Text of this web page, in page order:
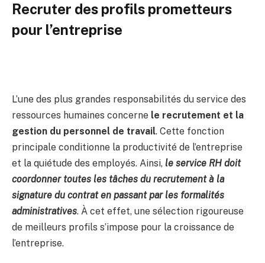
Recruter des profils prometteurs
pour l’entreprise
L’une des plus grandes responsabilités du service des
ressources humaines concerne le recrutement et la
gestion du personnel de travail. Cette fonction
principale conditionne la productivité de l’entreprise
et la quiétude des employés. Ainsi, le service RH doit
coordonner toutes les tâches du recrutement à la
signature du contrat en passant par les formalités
administratives. À cet effet, une sélection rigoureuse
de meilleurs profils s’impose pour la croissance de
l’entreprise.